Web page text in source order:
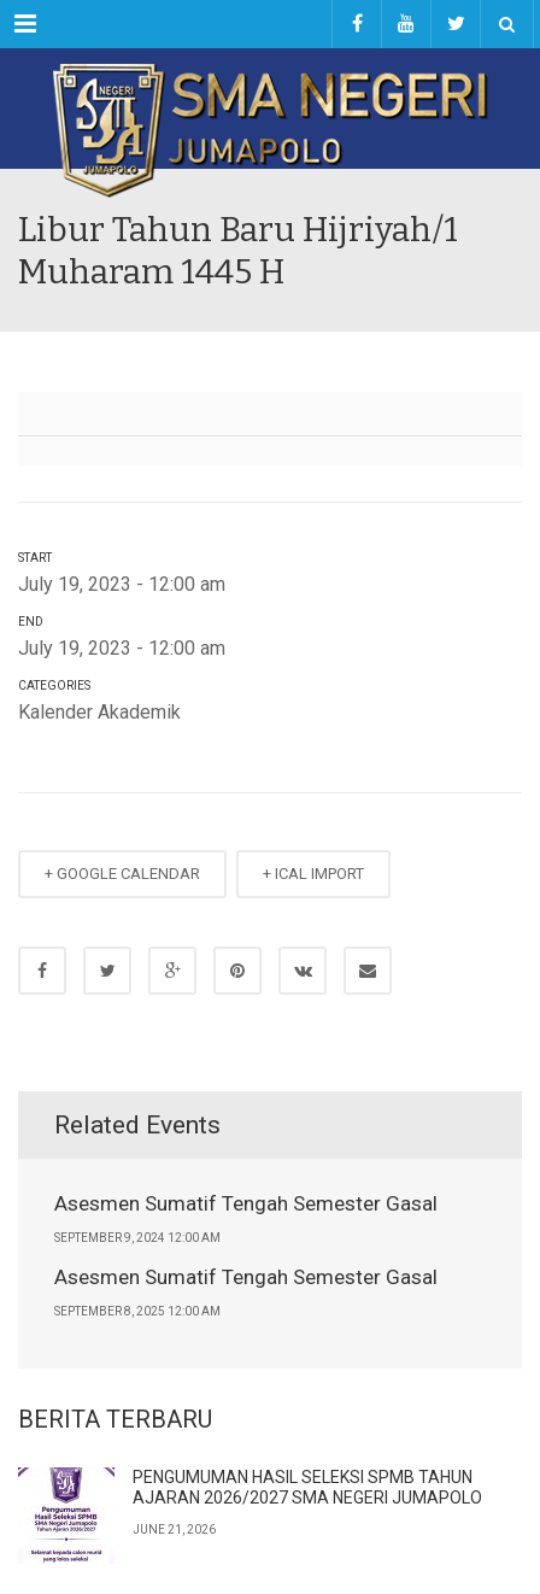
Menu
Libur Tahun Baru Hijriyah/1
Muharam 1445 H
START
July 19, 2023 - 12:00 am
END
July 19, 2023 - 12:00 am
CATEGORIES
Kalender Akademik
+ GOOGLE CALENDAR + ICAL IMPORT
Related Events
Asesmen Sumatif Tengah Semester Gasal
SEPTEMBER 9, 2024 12:00 AM
Asesmen Sumatif Tengah Semester Gasal
SEPTEMBER 8, 2025 12:00 AM
BERITA TERBARU
PENGUMUMAN HASIL SELEKSI SPMB TAHUN
AJARAN 2026/2027 SMA NEGERI JUMAPOLO
JUNE 21, 2026